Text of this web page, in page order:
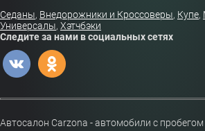
Седаны, Внедорожники и Кроссоверы, Купе,
Универсалы, Хэтчбэки
Следите за нами в социальных сетях
Автосалон Carzona - автомобили с